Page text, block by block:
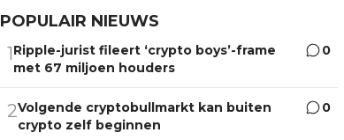
POPULAIR NIEUWS
1Ripple-jurist fileert ‘crypto boys’-frame
met 67 miljoen houders
0
2Volgende cryptobullmarkt kan buiten
crypto zelf beginnen
0